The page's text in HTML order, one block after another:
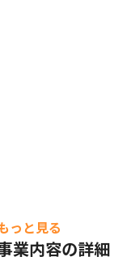
っと見る
業内容の詳細